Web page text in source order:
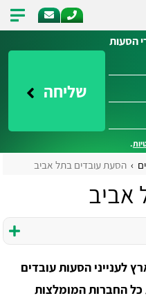
הסעות
שליחה
.
הסעת עובדים בתל אביב
אביב
לענייני הסעות עובדים
כל החברות המומלצות